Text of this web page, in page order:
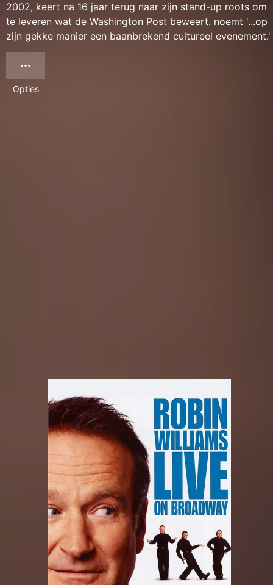
2002, keert na 16 jaar terug naar zijn stand-up roots om
te leveren wat de Washington Post beweert. noemt '...op
zijn gekke manier een baanbrekend cultureel evenement.'
Opties